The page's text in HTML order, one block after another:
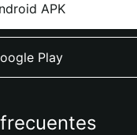
APK
Play